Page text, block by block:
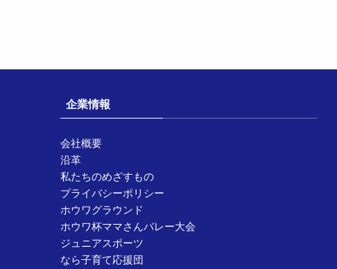
企業情報
会社概要
沿革
私たちのめざすもの
プライバシーポリシー
ホウワグラウンド
ホウワ杯ママさんバレー大会
ジュニアスポーツ
なら子育て応援団